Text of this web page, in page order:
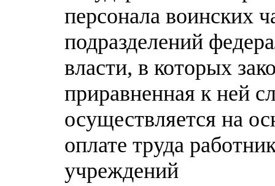
персонала воинских
подразделений
власти, в которых
приравненная к ней
осуществляется на
оплате труда
учреждений